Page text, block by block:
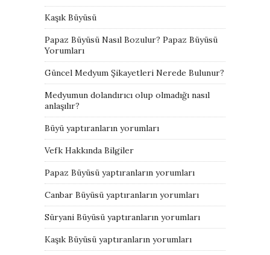
Kaşık Büyüsü
Papaz Büyüsü Nasıl Bozulur? Papaz Büyüsü
Yorumları
Güncel Medyum Şikayetleri Nerede Bulunur?
Medyumun dolandırıcı olup olmadığı nasıl
anlaşılır?
Büyü yaptıranların yorumları
Vefk Hakkında Bilgiler
Papaz Büyüsü yaptıranların yorumları
Canbar Büyüsü yaptıranların yorumları
Süryani Büyüsü yaptıranların yorumları
Kaşık Büyüsü yaptıranların yorumları